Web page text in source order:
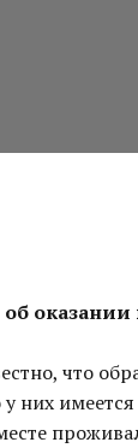
об
что
них